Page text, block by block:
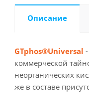
Описание
GTphos®Universal
коммерческой
неорганических
же в составе